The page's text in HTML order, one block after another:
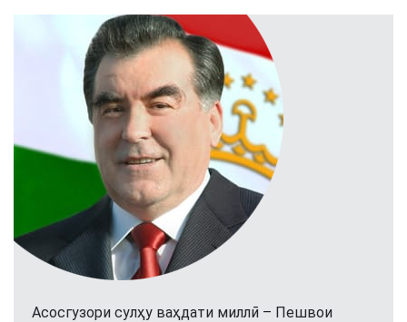
Асосгузори сулҳу ваҳдати миллӣ – Пешвои